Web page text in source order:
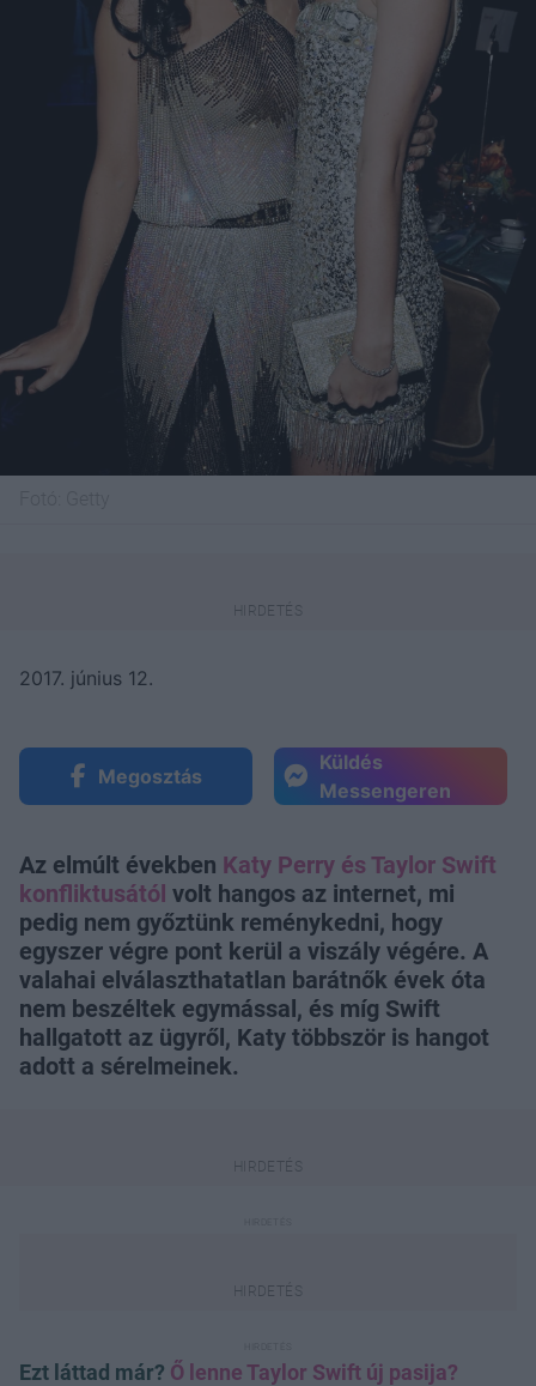
2017. június 12.
Megosztás
Küldés
Messengeren
Az elmúlt években Katy Perry és Taylor Swift
konfliktusától volt hangos az internet, mi
pedig nem győztünk reménykedni, hogy
egyszer végre pont kerül a viszály végére. A
valahai elválaszthatatlan barátnők évek óta
nem beszéltek egymással, és míg Swift
hallgatott az ügyről, Katy többször is hangot
adott a sérelmeinek.
Ezt láttad már? Ő lenne Taylor Swift új pasija?